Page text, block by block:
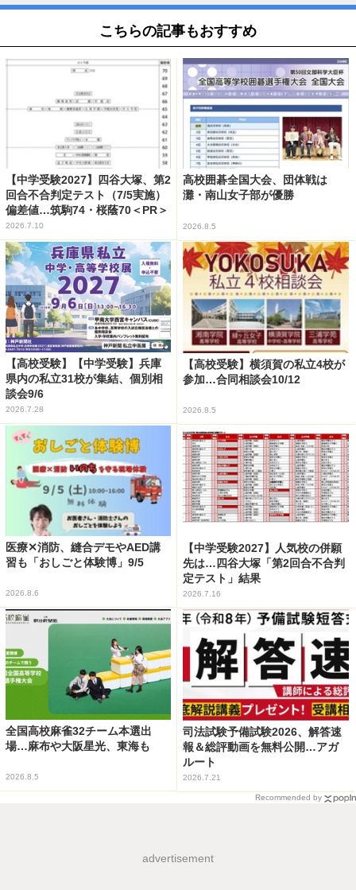
こちらの記事もおすすめ
【中学受験2027】四谷大塚、第2
回合不合判定テスト（7/5実施）
偏差値…筑駒74・桜蔭70＜PR＞
2026.7.10
高校囲碁全国大会、団体戦は
灘・南山女子部が優勝
2026.8.5
【高校受験】【中学受験】兵庫
県内の私立31校が集結、個別相
談会9/6
2026.7.28
【高校受験】横須賀の私立4校が
参加…合同相談会10/12
2026.8.5
医療✕消防、縫合デモやAED講
習も「おしごと体験博」9/5
2026.8.6
【中学受験2027】人気校の併願
先は…四谷大塚「第2回合不合判
定テスト」結果
2026.7.16
全国高校麻雀32チーム本選出
場…麻布や大阪星光、東海も
2026.8.5
司法試験予備試験2026、解答速
報＆総評動画を無料公開…アガ
ルート
2026.7.21
Recommended by
advertisement